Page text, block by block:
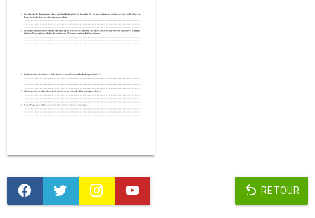
RETOUR